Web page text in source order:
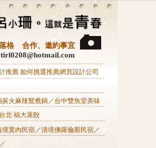
落格 合作、邀約事宜
推薦 如何挑選推薦網頁設計公司
炭火麻辣鴛鴦鍋／ 台中雙魚堂美味
台北 福大蒸餃
境寞內民宿／清境佛羅倫斯民宿／
／